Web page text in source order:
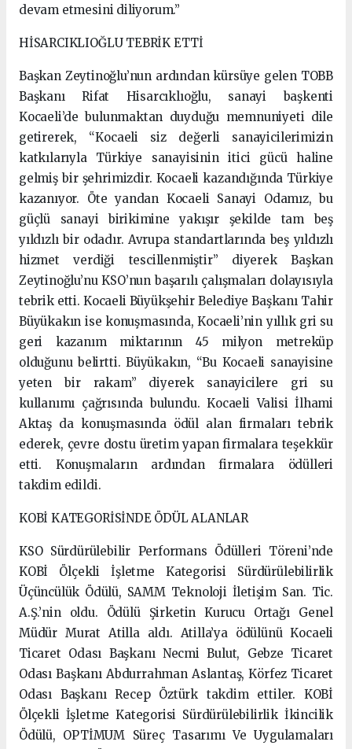
devam etmesini diliyorum.”
HİSARCIKLIOĞLU TEBRİK ETTİ
Başkan Zeytinoğlu’nun ardından kürsüye gelen TOBB
Başkanı Rifat Hisarcıklıoğlu, sanayi başkenti
Kocaeli’de bulunmaktan duyduğu memnuniyeti dile
getirerek, “Kocaeli siz değerli sanayicilerimizin
katkılarıyla Türkiye sanayisinin itici gücü haline
gelmiş bir şehrimizdir. Kocaeli kazandığında Türkiye
kazanıyor. Öte yandan Kocaeli Sanayi Odamız, bu
güçlü sanayi birikimine yakışır şekilde tam beş
yıldızlı bir odadır. Avrupa standartlarında beş yıldızlı
hizmet verdiği tescillenmiştir” diyerek Başkan
Zeytinoğlu’nu KSO’nun başarılı çalışmaları dolayısıyla
tebrik etti. Kocaeli Büyükşehir Belediye Başkanı Tahir
Büyükakın ise konuşmasında, Kocaeli’nin yıllık gri su
geri kazanım miktarının 45 milyon metreküp
olduğunu belirtti. Büyükakın, “Bu Kocaeli sanayisine
yeten bir rakam” diyerek sanayicilere gri su
kullanımı çağrısında bulundu. Kocaeli Valisi İlhami
Aktaş da konuşmasında ödül alan firmaları tebrik
ederek, çevre dostu üretim yapan firmalara teşekkür
etti. Konuşmaların ardından firmalara ödülleri
takdim edildi.
KOBİ KATEGORİSİNDE ÖDÜL ALANLAR
KSO Sürdürülebilir Performans Ödülleri Töreni’nde
KOBİ Ölçekli İşletme Kategorisi Sürdürülebilirlik
Üçüncülük Ödülü, SAMM Teknoloji İletişim San. Tic.
A.Ş.’nin oldu. Ödülü Şirketin Kurucu Ortağı Genel
Müdür Murat Atilla aldı. Atilla’ya ödülünü Kocaeli
Ticaret Odası Başkanı Necmi Bulut, Gebze Ticaret
Odası Başkanı Abdurrahman Aslantaş, Körfez Ticaret
Odası Başkanı Recep Öztürk takdim ettiler. KOBİ
Ölçekli İşletme Kategorisi Sürdürülebilirlik İkincilik
Ödülü, OPTİMUM Süreç Tasarımı Ve Uygulamaları